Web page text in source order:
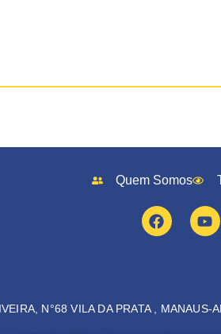
Quem Somos
N°68 VILA DA PRATA ,